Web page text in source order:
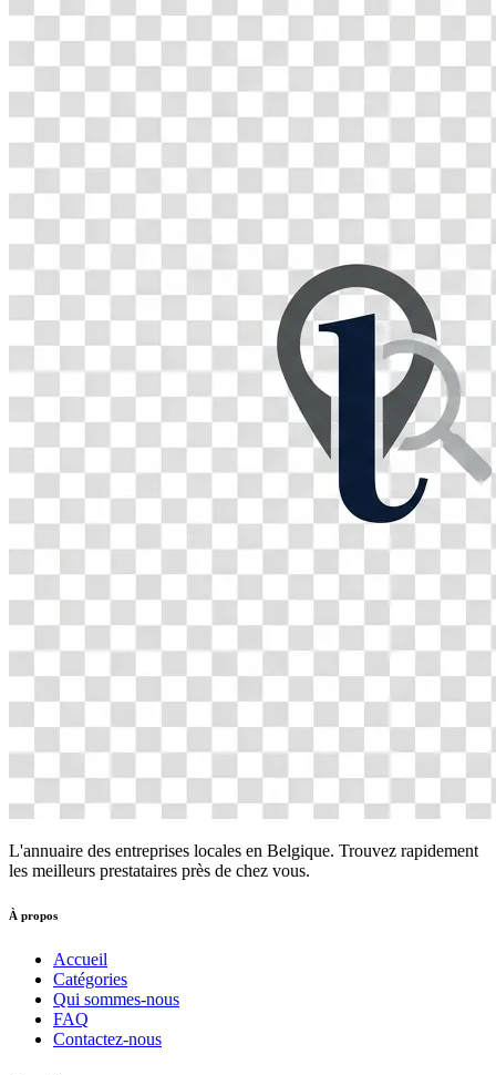
L'annuaire des entreprises locales en Belgique. Trouvez rapidement
les meilleurs prestataires près de chez vous.
À propos
Accueil
Catégories
Qui sommes-nous
FAQ
Contactez-nous